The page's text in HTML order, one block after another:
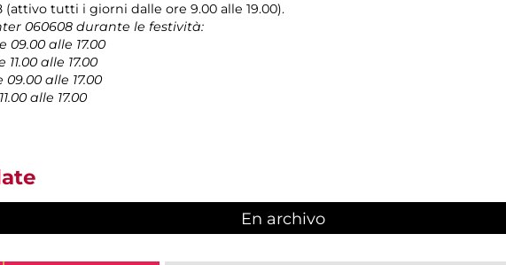
tutti i giorni dalle ore 9.00 alle 19.00).
060608 durante le festività:
09.00 alle 17.00
alle 17.00
alle 17.00
alle 17.00
En archivo